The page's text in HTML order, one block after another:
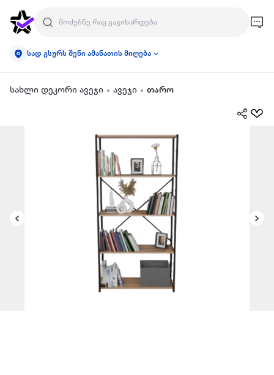
სად გსურს შენი ამანათის მიღება
სახლი დეკორი ავეჯი ავეჯი თარო